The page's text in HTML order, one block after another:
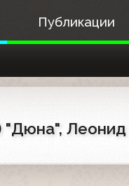
Публикации